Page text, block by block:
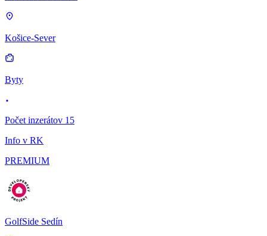
Košice-Sever
Byty
Počet inzerátov 15
Info v RK
PREMIUM
GolfSide Sedín